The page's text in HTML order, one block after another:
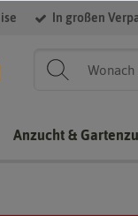
In großen
Anzucht &